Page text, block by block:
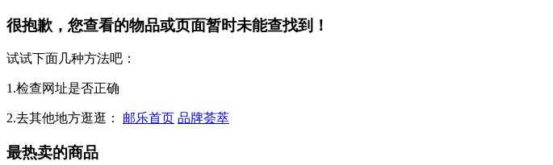
很抱歉，您查看的物品或页面暂时未能查找到！
试试下面几种方法吧：
1.检查网址是否正确
2.去其他地方逛逛： 邮乐首页 品牌荟萃
最热卖的商品